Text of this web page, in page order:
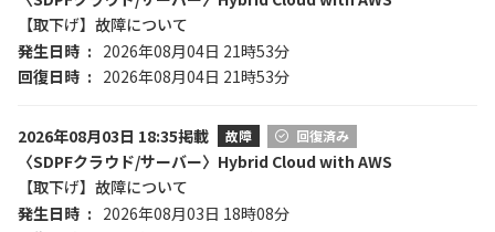
【取下げ】故障について
発生日時
2026年08月04日 21時53分
回復日時
2026年08月04日 21時53分
2026年08月03日 18:35掲載 故障 回復済み
〈SDPFクラウド/サーバー〉Hybrid Cloud with AWS
【取下げ】故障について
発生日時
2026年08月03日 18時08分